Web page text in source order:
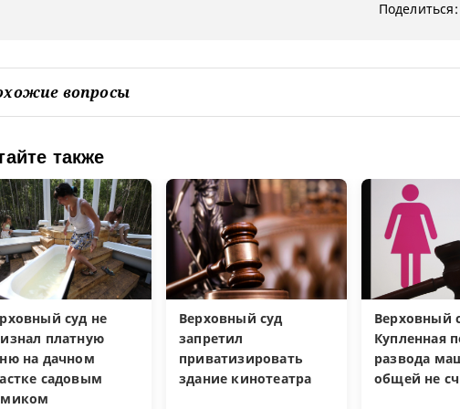
Поделиться:
вопросы
также
суд не
платную
на дачном
садовым
Верховный суд
запретил
приватизировать
здание кинотеатра
Верховный
Купленная
развода
общей не